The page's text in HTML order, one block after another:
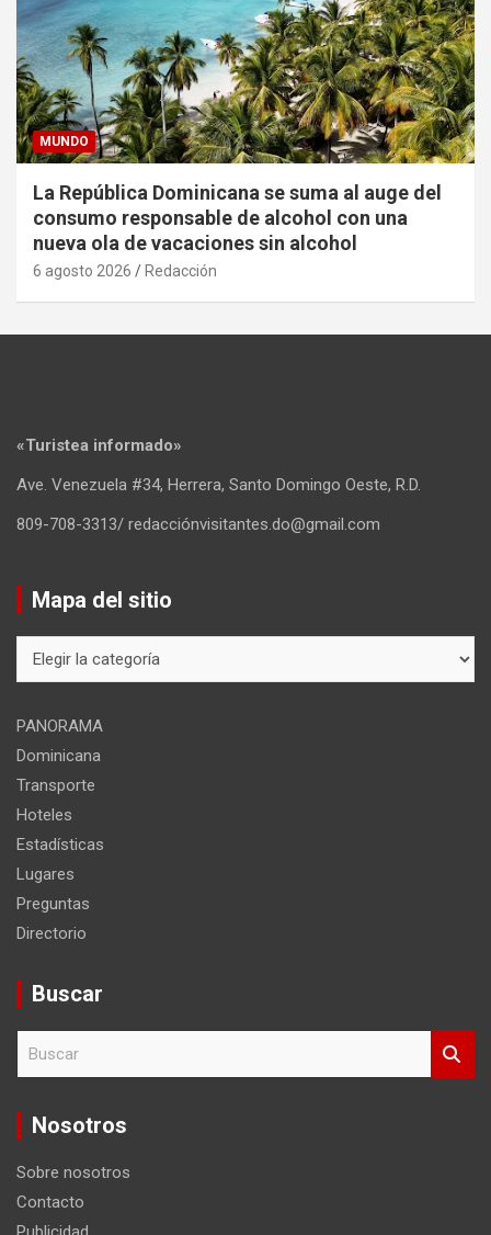
MUNDO
La República Dominicana se suma al auge del
consumo responsable de alcohol con una
nueva ola de vacaciones sin alcohol
6 agosto 2026 Redacción
«Turistea informado»
Ave. Venezuela #34, Herrera, Santo Domingo Oeste, R.D.
809-708-3313/ redacciónvisitantes.do@gmail.com
Mapa del sitio
del
PANORAMA
Dominicana
Transporte
Hoteles
Estadísticas
Lugares
Preguntas
Directorio
Buscar
c
Nosotros
Sobre nosotros
Contacto